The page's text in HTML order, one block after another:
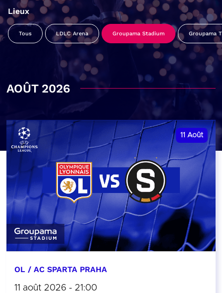
Lieux
Tous LDLC Arena Groupama Stadium Groupama
AOÛT 2026
11 Août
OL / AC SPARTA PRAHA
11 août 2026 - 21:00